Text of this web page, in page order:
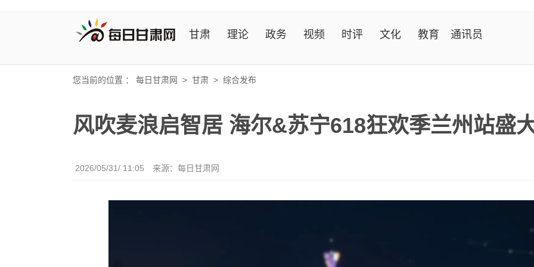
甘肃 理论 政务 视频 时评 文化 教育 通讯员
您当前的位置 ： 每日甘肃网 > 甘肃 > 综合发布
风吹麦浪启智居 海尔&苏宁618狂欢季兰州站盛
2026/05/31/ 11:05 来源： 每日甘肃网